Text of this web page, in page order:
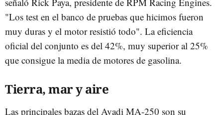
"Los test en el banco de pruebas que hicimos fueron
muy duras y el motor resistió todo". La eficiencia
oficial del conjunto es del 42%, muy superior al 25%
que consigue la media de motores de gasolina.
Tierra, mar y aire
Las principales bazas del Avadi MA-250 son su